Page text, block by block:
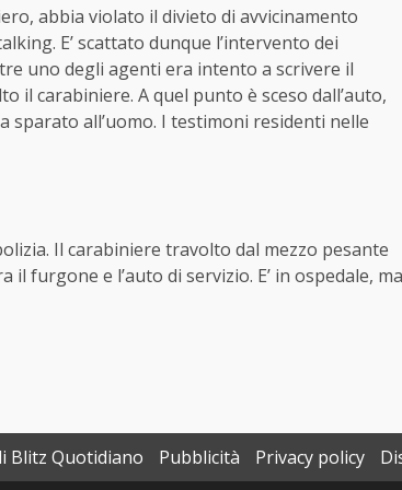
abbia violato il divieto di avvicinamento
E’ scattato dunque l’intervento dei
uno degli agenti era intento a scrivere il
il carabiniere. A quel punto è sceso dall’auto,
sparato all’uomo. I testimoni residenti nelle
Il carabiniere travolto dal mezzo pesante
furgone e l’auto di servizio. E’ in ospedale, ma
Blitz Quotidiano Pubblicità Privacy policy